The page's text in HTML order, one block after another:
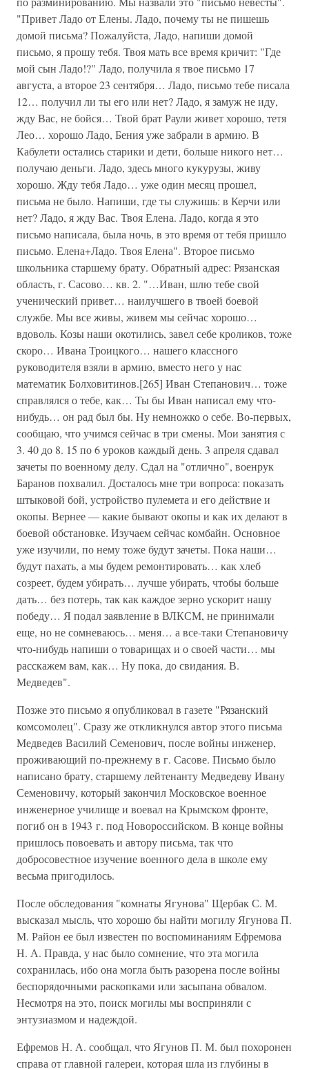
"Привет Ладо от Елены. Ладо, почему ты не пишешь
домой письма? Пожалуйста, Ладо, напиши домой
письмо, я прошу тебя. Твоя мать все время кричит: "Где
мой сын Ладо!?" Ладо, получила я твое письмо 17
августа, а второе 23 сентября… Ладо, письмо тебе писала
12… получил ли ты его или нет? Ладо, я замуж не иду,
жду Вас, не бойся… Твой брат Раули живет хорошо, тетя
Лео… хорошо Ладо, Бения уже забрали в армию. В
Кабулети остались старики и дети, больше никого нет…
получаю деньги. Ладо, здесь много кукурузы, живу
хорошо. Жду тебя Ладо… уже один месяц прошел,
письма не было. Напиши, где ты служишь: в Керчи или
нет? Ладо, я жду Вас. Твоя Елена. Ладо, когда я это
письмо написала, была ночь, в это время от тебя пришло
письмо. Елена+Ладо. Твоя Елена". Второе письмо
школьника старшему брату. Обратный адрес: Рязанская
область, г. Сасово… кв. 2. "…Иван, шлю тебе свой
ученический привет… наилучшего в твоей боевой
службе. Мы все живы, живем мы сейчас хорошо…
вдоволь. Козы наши окотились, завел себе кроликов, тоже
скоро… Ивана Троицкого… нашего классного
руководителя взяли в армию, вместо него у нас
математик Болховитинов.[265] Иван Степанович… тоже
справлялся о тебе, как… Ты бы Иван написал ему что-
нибудь… он рад был бы. Ну немножко о себе. Во-первых,
сообщаю, что учимся сейчас в три смены. Мои занятия с
3. 40 до 8. 15 по 6 уроков каждый день. 3 апреля сдавал
зачеты по военному делу. Сдал на "отлично", военрук
Баранов похвалил. Досталось мне три вопроса: показать
штыковой бой, устройство пулемета и его действие и
окопы. Вернее — какие бывают окопы и как их делают в
боевой обстановке. Изучаем сейчас комбайн. Основное
уже изучили, по нему тоже будут зачеты. Пока наши…
будут пахать, а мы будем ремонтировать… как хлеб
созреет, будем убирать… лучше убирать, чтобы больше
дать… без потерь, так как каждое зерно ускорит нашу
победу… Я подал заявление в ВЛКСМ, не принимали
еще, но не сомневаюсь… меня… а все-таки Степановичу
что-нибудь напиши о товарищах и о своей части… мы
расскажем вам, как… Ну пока, до свидания. В.
Медведев".
Позже это письмо я опубликовал в газете "Рязанский
комсомолец". Сразу же откликнулся автор этого письма
Медведев Василий Семенович, после войны инженер,
проживающий по-прежнему в г. Сасове. Письмо было
написано брату, старшему лейтенанту Медведеву Ивану
Семеновичу, который закончил Московское военное
инженерное училище и воевал на Крымском фронте,
погиб он в 1943 г. под Новороссийском. В конце войны
пришлось повоевать и автору письма, так что
добросовестное изучение военного дела в школе ему
весьма пригодилось.
После обследования "комнаты Ягунова" Щербак С. М.
высказал мысль, что хорошо бы найти могилу Ягунова П.
М. Район ее был известен по воспоминаниям Ефремова
Н. А. Правда, у нас было сомнение, что эта могила
сохранилась, ибо она могла быть разорена после войны
беспорядочными раскопками или засыпана обвалом.
Несмотря на это, поиск могилы мы восприняли с
энтузиазмом и надеждой.
Ефремов Н. А. сообщал, что Ягунов П. М. был похоронен
справа от главной галереи, которая шла из глубины в